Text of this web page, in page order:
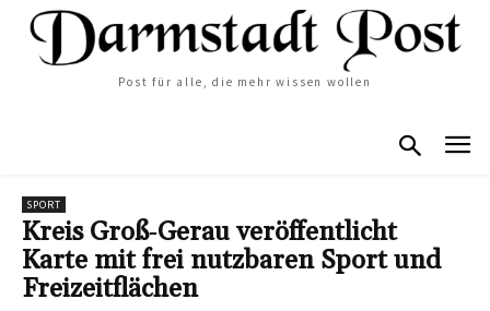
Post für alle, die mehr wissen wollen
SPORT
Kreis Groß‑Gerau veröffentlicht
Karte mit frei nutzbaren Sport und
Freizeitflächen